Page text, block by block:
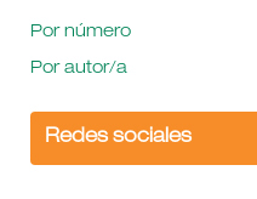
Por número
Por autor/a
Redes sociales